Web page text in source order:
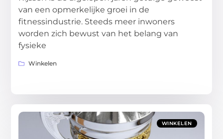
van een opmerkelijke groei in de
fitnessindustrie. Steeds meer inwoners
worden zich bewust van het belang van
fysieke
Winkelen
WINKELEN